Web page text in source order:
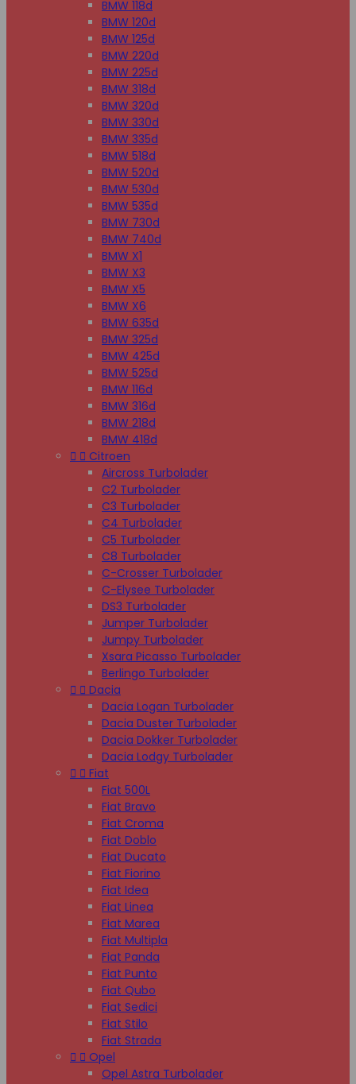
BMW 118d
BMW 120d
BMW 125d
BMW 220d
BMW 225d
BMW 318d
BMW 320d
BMW 330d
BMW 335d
BMW 518d
BMW 520d
BMW 530d
BMW 535d
BMW 730d
BMW 740d
BMW X1
BMW X3
BMW X5
BMW X6
BMW 635d
BMW 325d
BMW 425d
BMW 525d
BMW 116d
BMW 316d
BMW 218d
BMW 418d
  Citroen
Aircross Turbolader
C2 Turbolader
C3 Turbolader
C4 Turbolader
C5 Turbolader
C8 Turbolader
C-Crosser Turbolader
C-Elysee Turbolader
DS3 Turbolader
Jumper Turbolader
Jumpy Turbolader
Xsara Picasso Turbolader
Berlingo Turbolader
  Dacia
Dacia Logan Turbolader
Dacia Duster Turbolader
Dacia Dokker Turbolader
Dacia Lodgy Turbolader
  Fiat
Fiat 500L
Fiat Bravo
Fiat Croma
Fiat Doblo
Fiat Ducato
Fiat Fiorino
Fiat Idea
Fiat Linea
Fiat Marea
Fiat Multipla
Fiat Panda
Fiat Punto
Fiat Qubo
Fiat Sedici
Fiat Stilo
Fiat Strada
  Opel
Opel Astra Turbolader